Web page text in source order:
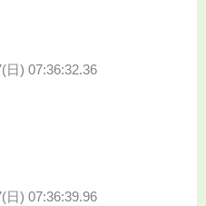
日) 07:36:32.36
日) 07:36:39.96